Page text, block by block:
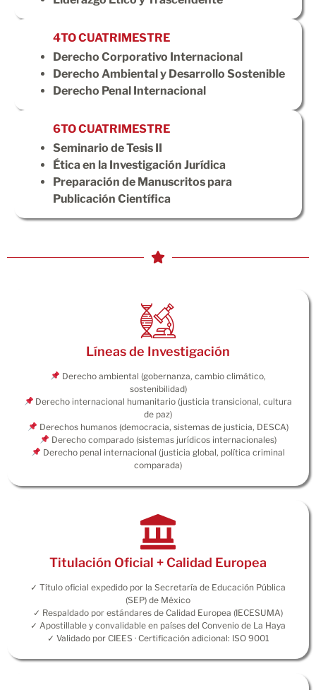
4TO CUATRIMESTRE
Derecho Corporativo Internacional
Derecho Ambiental y Desarrollo Sostenible
Derecho Penal Internacional
6TO CUATRIMESTRE
Seminario de Tesis II
Ética en la Investigación Jurídica
Preparación de Manuscritos para
Publicación Científica
Líneas de Investigación
Derecho ambiental (gobernanza, cambio climático,
sostenibilidad)
Derecho internacional humanitario (justicia transicional, cultura
de paz)
Derechos humanos (democracia, sistemas de justicia, DESCA)
Derecho comparado (sistemas jurídicos internacionales)
Derecho penal internacional (justicia global, política criminal
comparada)
Titulación Oficial + Calidad Europea
✓ Título oficial expedido por la Secretaría de Educación Pública
(SEP) de México
✓ Respaldado por estándares de Calidad Europea (IECESUMA)
✓ Apostillable y convalidable en países del Convenio de La Haya
✓ Validado por CIEES · Certificación adicional: ISO 9001